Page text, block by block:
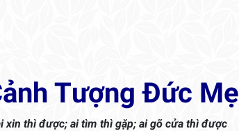
Tượng Đức Mẹ
xin thì được; ai tìm thì gặp; ai gõ cửa thì được